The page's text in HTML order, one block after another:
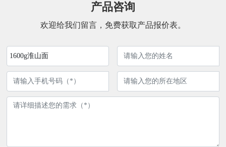
产品咨询
欢迎给我们留言，免费获取产品报价表。
1600g淮山面